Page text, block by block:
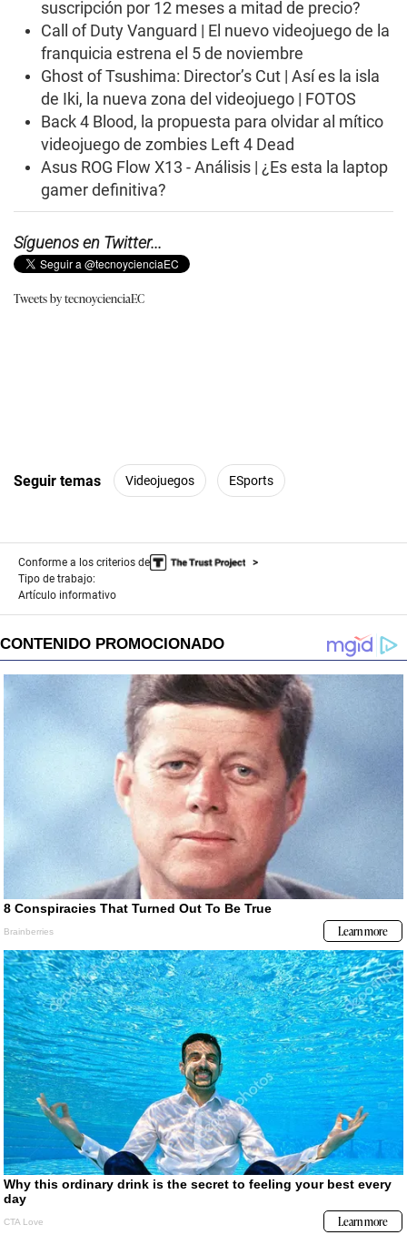
suscripción por 12 meses a mitad de precio?
Call of Duty Vanguard | El nuevo videojuego de la
franquicia estrena el 5 de noviembre
Ghost of Tsushima: Director’s Cut | Así es la isla
de Iki, la nueva zona del videojuego | FOTOS
Back 4 Blood, la propuesta para olvidar al mítico
videojuego de zombies Left 4 Dead
Asus ROG Flow X13 - Análisis | ¿Es esta la laptop
gamer definitiva?
Síguenos en Twitter...
Tweets by tecnoycienciaEC
Seguir temas Videojuegos ESports
Conforme a los criterios de
Tipo de trabajo:
Artículo informativo